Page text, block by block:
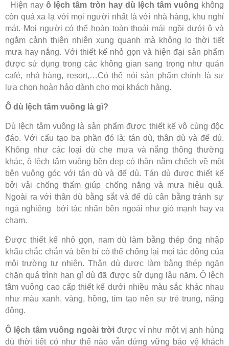
Hiện nayô lệch tâm tròn hay dù lệch tâm vuông không
còn quá xa lạ với mọi người nhất là với nhà hàng, khu nghỉ
mát. Mọi người có thể hoàn toàn thoải mái ngồi dưới ô và
ngắm cảnh thiên nhiên xung quanh mà không lo thời tiết
mưa hay nắng. Với thiết kế nhỏ gọn và hiện đại sản phẩm
được sử dụng trong các không gian sang trọng như quán
café, nhà hàng, resort,…Có thể nói sản phẩm chính là sự
lựa chọn hoàn hảo dành cho mọi khách hàng.
Ô dù lệch tâm vuông là gì?
Dù lệch tâm vuông là sản phẩm được thiết kế vô cùng độc
đáo. Với cấu tạo ba phần đó là: tán dù, thân dù và đế dù.
Không như các loại dù che mưa và nắng thông thường
khác, ô lệch tâm vuông bền đẹp có thân nằm chếch về một
bên vuông góc với tán dù và đế dù. Tán dù được thiết kế
bởi vải chống thấm giúp chống nắng và mưa hiệu quả.
Ngoài ra với thân dù bằng sắt và đế dù cân bằng tránh sự
ngả nghiêng bởi tác nhân bên ngoài như gió mạnh hay va
chạm.
Được thiết kế nhỏ gọn, nam dù làm bằng thép ống nhập
khẩu chắc chắn và bền bỉ có thể chống lại mọi tác động của
môi trường tự nhiên. Thân dù được làm bằng thép ngăn
chặn quá trình han gỉ dù đã được sử dụng lâu năm. Ô lệch
tâm vuông cao cấp thiết kế dưới nhiều màu sắc khác nhau
như màu xanh, vàng, hồng, tím tạo nên sự trẻ trung, năng
động.
Ô lệch tâm vuông ngoài trờiđược ví như một vị anh hùng
dù thời tiết có như thế nào vẫn đứng vững bảo vệ khách